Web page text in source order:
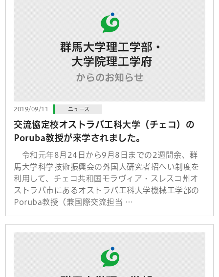
2019/09/11 ニュース
交流協定校オストラバ工科大学（チェコ）の
Poruba教授が来学されました。
令和元年8月24日から9月8日までの2週間余、群
馬大学科学技術振興会の外国人研究者招へい制度を
利用して、チェコ共和国モラヴィア・スレスコ州オ
ストラバ市にあるオストラバ工科大学機械工学部の
Poruba教授（兼国際交流担当 …